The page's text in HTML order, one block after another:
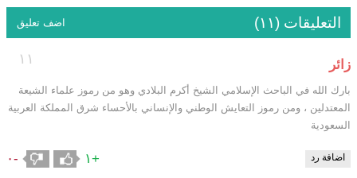
التعليقات (١١) اضف تعليق
١١ زائر
بارك الله في الباحث الإسلامي الشيخ أكرم البلادي وهو من رموز علماء الشيعة
المعتدلين ، ومن رموز التعايش الوطني والإنساني بالأحساء شرق المملكة العربية
السعودية
اضافة رد +١ -٠